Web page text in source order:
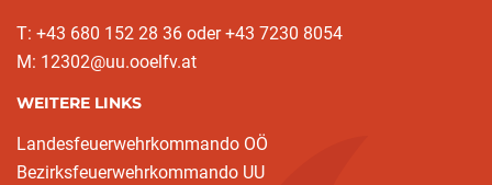
T: +43 680 152 28 36 oder +43 7230 8054
M: 12302@uu.ooelfv.at
WEITERE LINKS
Landesfeuerwehrkommando OÖ
Bezirksfeuerwehrkommando UU